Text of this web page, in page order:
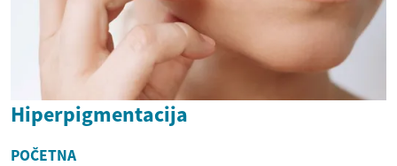
Hiperpigmentacija
POČETNA